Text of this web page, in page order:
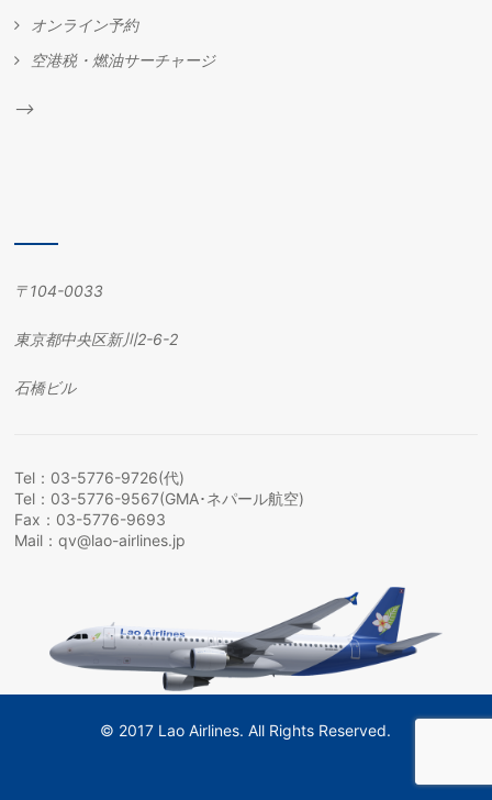
オンライン予約
空港税・燃油サーチャージ
-->
〒104-0033
東京都中央区新川2-6-2
石橋ビル
Tel：03-5776-9726(代)
Tel：03-5776-9567(GMA･ネパール航空)
Fax：03-5776-9693
Mail：qv@lao-airlines.jp
© 2017 Lao Airlines. All Rights Reserved.